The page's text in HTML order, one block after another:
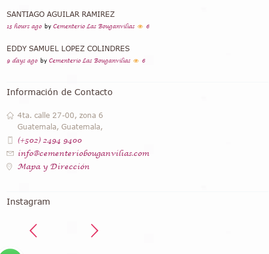
SANTIAGO AGUILAR RAMIREZ
13 hours ago by Cementerio Las Bouganvilias 6
EDDY SAMUEL LOPEZ COLINDRES
9 days ago by Cementerio Las Bouganvilias 6
Información de Contacto
4ta. calle 27-00, zona 6
Guatemala, Guatemala,
(+502) 2494 9400
info@cementeriobouganvilias.com
Mapa y Dirección
Instagram